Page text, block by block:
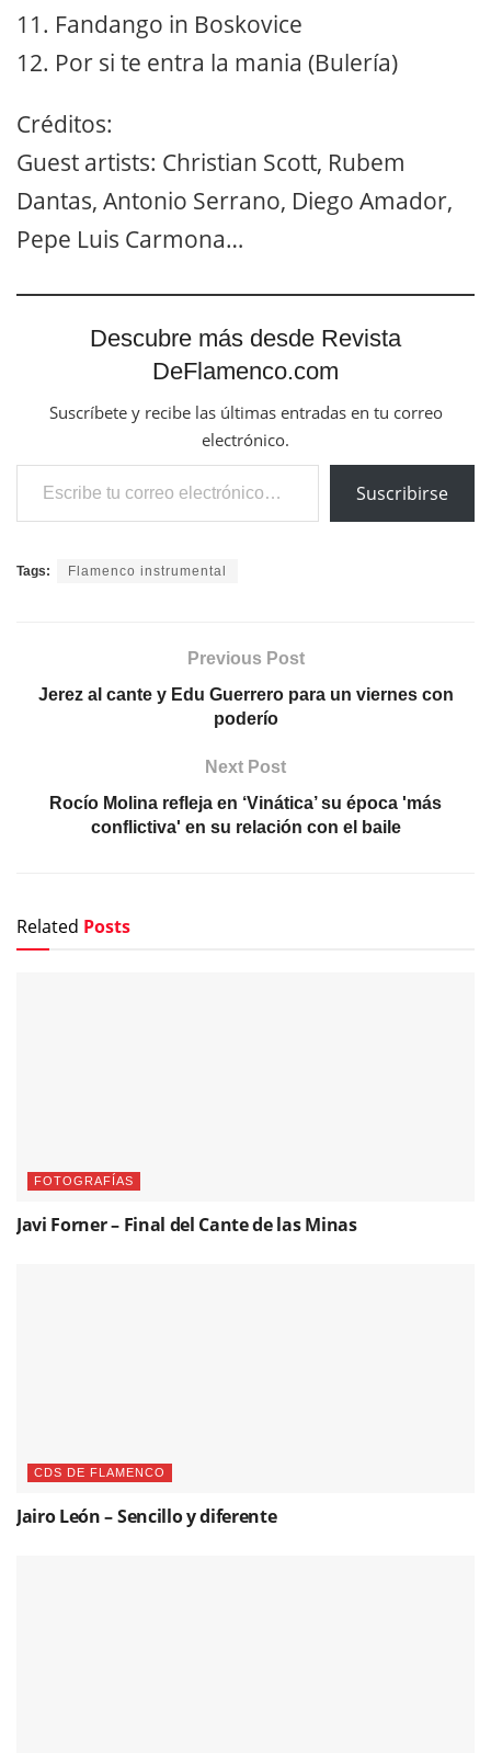
11. Fandango in Boskovice
12. Por si te entra la mania (Bulería)
Créditos:
Guest artists: Christian Scott, Rubem
Dantas, Antonio Serrano, Diego Amador,
Pepe Luis Carmona…
Descubre más desde Revista
DeFlamenco.com
Suscríbete y recibe las últimas entradas en tu correo
electrónico.
Escribe tu correo electrónico…
Suscribirse
Tags: Flamenco instrumental
Previous Post
Jerez al cante y Edu Guerrero para un viernes con
poderío
Next Post
Rocío Molina refleja en ‘Vinática’ su época 'más
conflictiva' en su relación con el baile
Related Posts
FOTOGRAFÍAS
Javi Forner – Final del Cante de las Minas
CDS DE FLAMENCO
Jairo León – Sencillo y diferente